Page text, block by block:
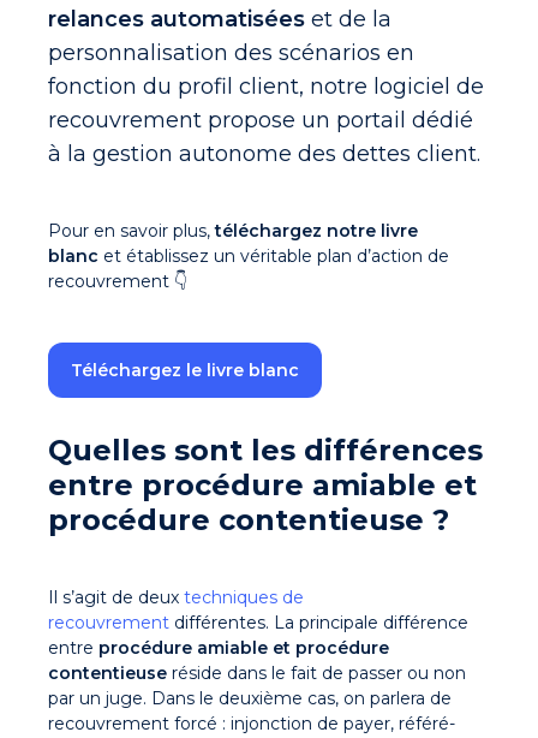
relances automatisées et de la
personnalisation des scénarios en
fonction du profil client, notre logiciel de
recouvrement propose un portail dédié
à la gestion autonome des dettes client.
Pour en savoir plus,téléchargez notre livre
blanc et établissez un véritable plan d’action de
recouvrement 👇
Téléchargez le livre blanc
Quelles sont les différences
entre procédure amiable et
procédure contentieuse ?
Il s’agit de deux techniques de
recouvrement différentes. La principale différence
entre procédure amiable et procédure
contentieuse réside dans le fait de passer ou non
par un juge. Dans le deuxième cas, on parlera de
recouvrement forcé : injonction de payer, référé-